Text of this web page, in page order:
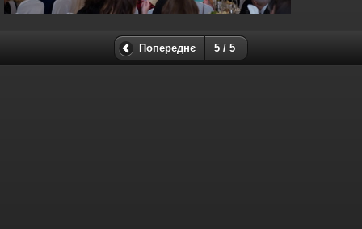
Попереднє 5 / 5